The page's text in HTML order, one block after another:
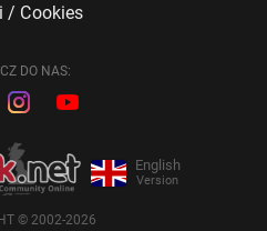
/ Cookies
DO NAS:
English
Version
© 2002-2026